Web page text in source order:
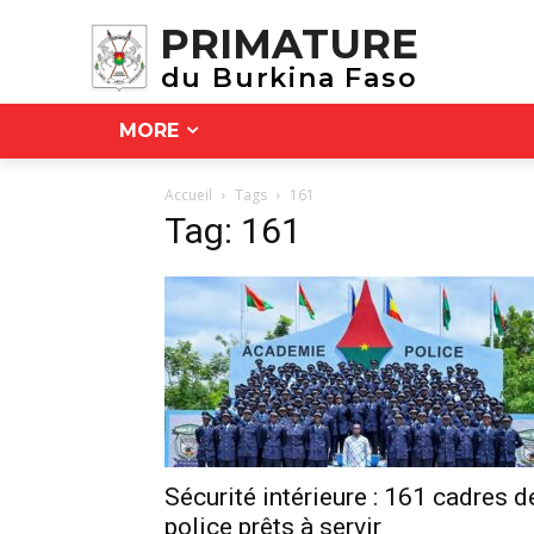
PRIMATURE
du Burkina Faso
MORE
Accueil Tags 161
Tag: 161
Sécurité intérieure : 161 cadres
police prêts à servir